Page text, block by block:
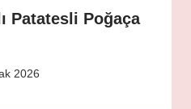
Patatesli Poğaça
2026